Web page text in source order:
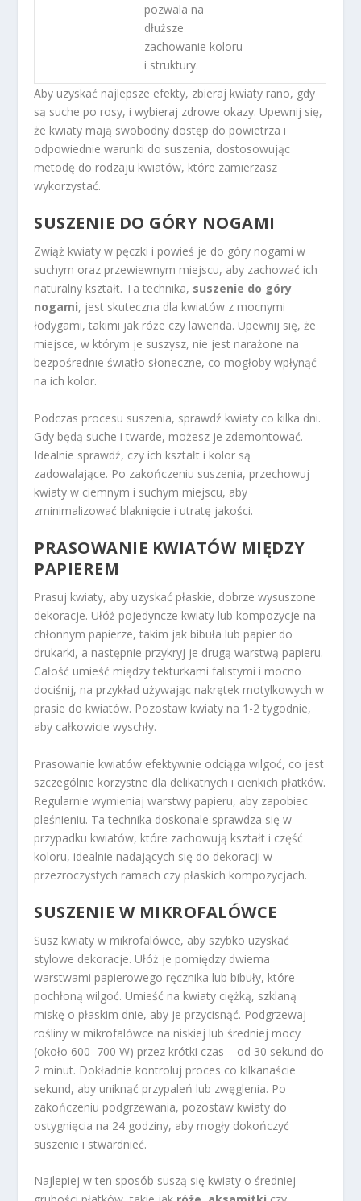
pozwala na
dłuższe
zachowanie koloru
i struktury.
Aby uzyskać najlepsze efekty, zbieraj kwiaty rano, gdy
są suche po rosy, i wybieraj zdrowe okazy. Upewnij się,
że kwiaty mają swobodny dostęp do powietrza i
odpowiednie warunki do suszenia, dostosowując
metodę do rodzaju kwiatów, które zamierzasz
wykorzystać.
SUSZENIE DO GÓRY NOGAMI
Zwiąż kwiaty w pęczki i powieś je do góry nogami w
suchym oraz przewiewnym miejscu, aby zachować ich
naturalny kształt. Ta technika, suszenie do góry
nogami, jest skuteczna dla kwiatów z mocnymi
łodygami, takimi jak róże czy lawenda. Upewnij się, że
miejsce, w którym je suszysz, nie jest narażone na
bezpośrednie światło słoneczne, co mogłoby wpłynąć
na ich kolor.
Podczas procesu suszenia, sprawdź kwiaty co kilka dni.
Gdy będą suche i twarde, możesz je zdemontować.
Idealnie sprawdź, czy ich kształt i kolor są
zadowalające. Po zakończeniu suszenia, przechowuj
kwiaty w ciemnym i suchym miejscu, aby
zminimalizować blaknięcie i utratę jakości.
PRASOWANIE KWIATÓW MIĘDZY
PAPIEREM
Prasuj kwiaty, aby uzyskać płaskie, dobrze wysuszone
dekoracje. Ułóż pojedyncze kwiaty lub kompozycje na
chłonnym papierze, takim jak bibuła lub papier do
drukarki, a następnie przykryj je drugą warstwą papieru.
Całość umieść między tekturkami falistymi i mocno
dociśnij, na przykład używając nakrętek motylkowych w
prasie do kwiatów. Pozostaw kwiaty na 1-2 tygodnie,
aby całkowicie wyschły.
Prasowanie kwiatów efektywnie odciąga wilgoć, co jest
szczególnie korzystne dla delikatnych i cienkich płatków.
Regularnie wymieniaj warstwy papieru, aby zapobiec
pleśnieniu. Ta technika doskonale sprawdza się w
przypadku kwiatów, które zachowują kształt i część
koloru, idealnie nadających się do dekoracji w
przezroczystych ramach czy płaskich kompozycjach.
SUSZENIE W MIKROFALÓWCE
Susz kwiaty w mikrofalówce, aby szybko uzyskać
stylowe dekoracje. Ułóż je pomiędzy dwiema
warstwami papierowego ręcznika lub bibuły, które
pochłoną wilgoć. Umieść na kwiaty ciężką, szklaną
miskę o płaskim dnie, aby je przycisnąć. Podgrzewaj
rośliny w mikrofalówce na niskiej lub średniej mocy
(około 600–700 W) przez krótki czas – od 30 sekund do
2 minut. Dokładnie kontroluj proces co kilkanaście
sekund, aby uniknąć przypaleń lub zwęglenia. Po
zakończeniu podgrzewania, pozostaw kwiaty do
ostygnięcia na 24 godziny, aby mogły dokończyć
suszenie i stwardnieć.
Najlepiej w ten sposób suszą się kwiaty o średniej